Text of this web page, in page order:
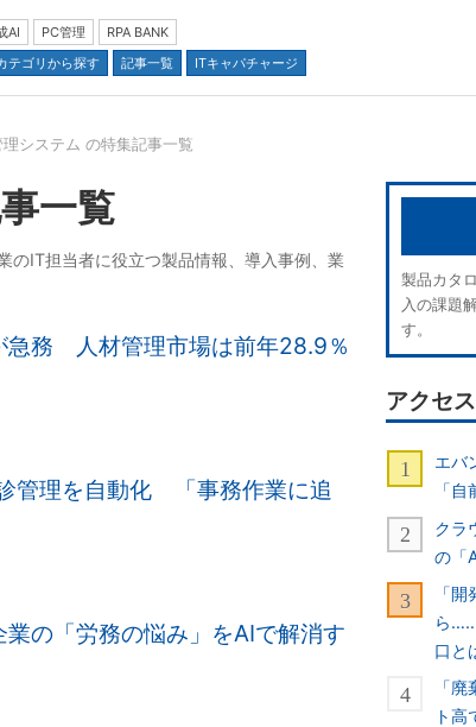
AI PC管理
RPA BANK
テゴリから探す 記事一覧 ITキャパチャージ
コン
理システム の特集記事一覧
一覧
のIT担当者に役立つ製品情報、導入事例、業
急務 人材管理市場は前年28.9％
管理を自動化 「事務作業に追
の「労務の悩み」をAIで解消す
製品カタ
入の課題
す。
アクセ
エバ
「
クラ
の「
「
ら
口と
「
ト